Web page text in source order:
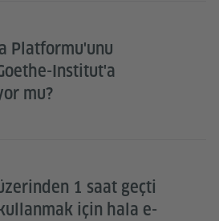
Platformu'unu
Institut'a
mu?
1 saat geçti
için hala e-